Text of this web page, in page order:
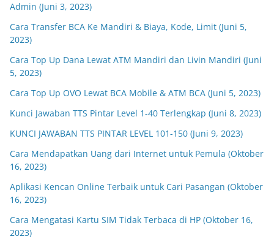
Admin (Juni 3, 2023)
Cara Transfer BCA Ke Mandiri & Biaya, Kode, Limit (Juni 5,
2023)
Cara Top Up Dana Lewat ATM Mandiri dan Livin Mandiri (Juni
5, 2023)
Cara Top Up OVO Lewat BCA Mobile & ATM BCA (Juni 5, 2023)
Kunci Jawaban TTS Pintar Level 1-40 Terlengkap (Juni 8, 2023)
KUNCI JAWABAN TTS PINTAR LEVEL 101-150 (Juni 9, 2023)
Cara Mendapatkan Uang dari Internet untuk Pemula (Oktober
16, 2023)
Aplikasi Kencan Online Terbaik untuk Cari Pasangan (Oktober
16, 2023)
Cara Mengatasi Kartu SIM Tidak Terbaca di HP (Oktober 16,
2023)